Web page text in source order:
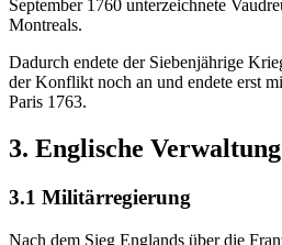
September 1760 unterzeichnete
Montreals.
Dadurch endete der Siebenjährige
der Konflikt noch an und endete erst
Paris 1763.
3. Englische
3.1 Militärregierung
Nach dem Sieg Englands über die